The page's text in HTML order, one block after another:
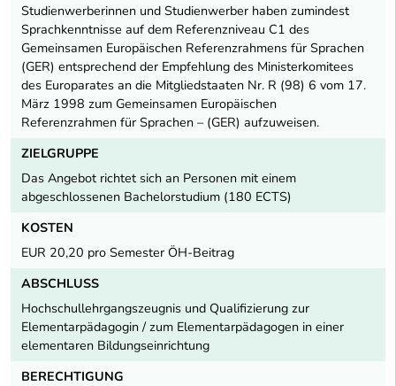
Studienwerberinnen und Studienwerber haben zumindest
Sprachkenntnisse auf dem Referenzniveau C1 des
Gemeinsamen Europäischen Referenzrahmens für Sprachen
(GER) entsprechend der Empfehlung des Ministerkomitees
des Europarates an die Mitgliedstaaten Nr. R (98) 6 vom 17.
März 1998 zum Gemeinsamen Europäischen
Referenzrahmen für Sprachen – (GER) aufzuweisen.
ZIELGRUPPE
Das Angebot richtet sich an Personen mit einem
abgeschlossenen Bachelorstudium (180 ECTS)
KOSTEN
EUR 20,20 pro Semester ÖH-Beitrag
ABSCHLUSS
Hochschullehrgangszeugnis und Qualifizierung zur
Elementarpädagogin / zum Elementarpädagogen in einer
elementaren Bildungseinrichtung
BERECHTIGUNG